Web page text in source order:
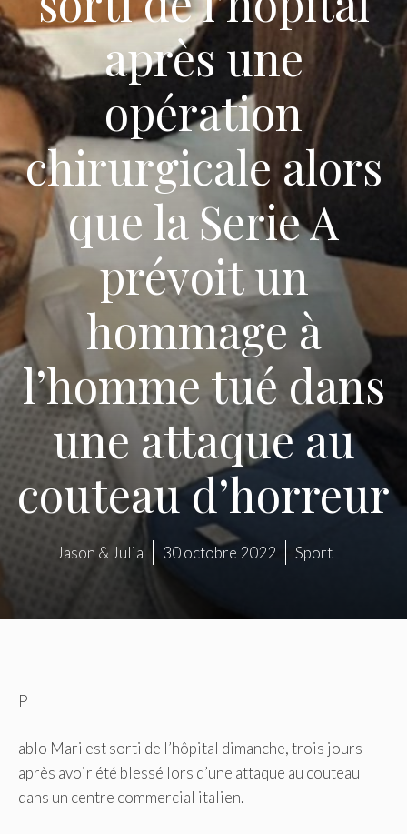
après une
opération
chirurgicale alors
que la Serie A
prévoit un
hommage à
l’homme tué dans
une attaque au
couteau d’horreur
Jason & Julia 30 octobre 2022 Sport
P
ablo Mari est sorti de l’hôpital dimanche, trois jours
après avoir été blessé lors d’une attaque au couteau
dans un centre commercial italien.